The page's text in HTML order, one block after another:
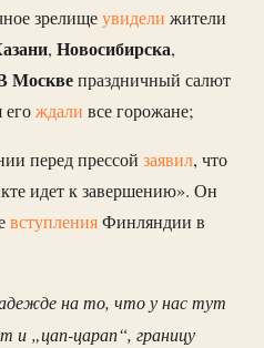
зрелищеувидели жители
, Новосибирска,
Москвепраздничный салют
егождали все горожане;
перед прессой заявил, что
идет к завершению». Он
вступленияФинляндии в
на то, что у нас тут
и „цап-царап“, границу